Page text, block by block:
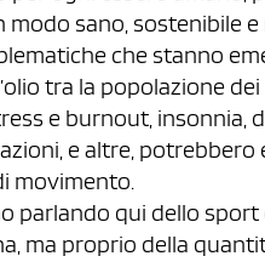
modo sano, sostenibile
che stanno
tra la popolazione
e burnout, insonnia,
e altre,
movimento.
parlando qui dello
ma proprio della